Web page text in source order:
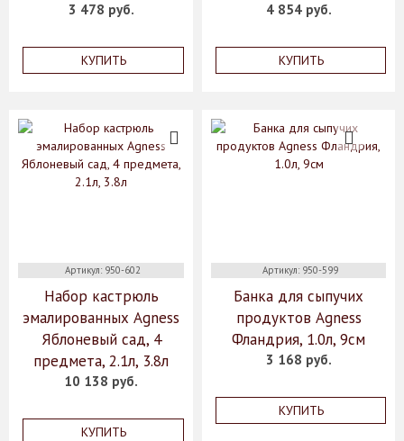
3 478 руб.
КУПИТЬ
4 854 руб.
КУПИТЬ
Артикул: 950-602
Набор кастрюль
эмалированных Agness
Яблоневый сад, 4
предмета, 2.1л, 3.8л
10 138 руб.
КУПИТЬ
Артикул: 950-599
Банка для сыпучих
продуктов Agness
Фландрия, 1.0л, 9см
3 168 руб.
КУПИТЬ